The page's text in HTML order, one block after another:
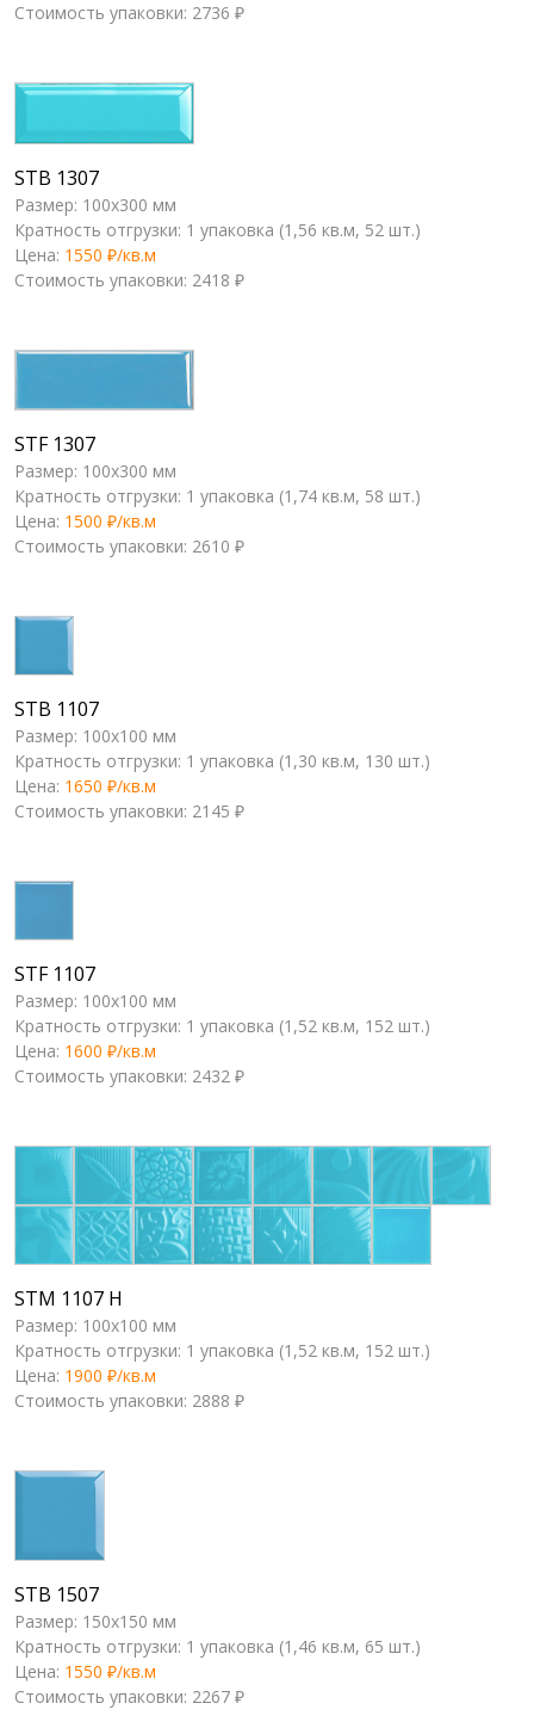
Стоимость упаковки: 2736 ₽
STB 1307
Размер: 100x300 мм
Кратность отгрузки: 1 упаковка (1,56 кв.м, 52 шт.)
Цена: 1550 ₽/кв.м
Стоимость упаковки: 2418 ₽
STF 1307
Размер: 100x300 мм
Кратность отгрузки: 1 упаковка (1,74 кв.м, 58 шт.)
Цена: 1500 ₽/кв.м
Стоимость упаковки: 2610 ₽
STB 1107
Размер: 100x100 мм
Кратность отгрузки: 1 упаковка (1,30 кв.м, 130 шт.)
Цена: 1650 ₽/кв.м
Стоимость упаковки: 2145 ₽
STF 1107
Размер: 100x100 мм
Кратность отгрузки: 1 упаковка (1,52 кв.м, 152 шт.)
Цена: 1600 ₽/кв.м
Стоимость упаковки: 2432 ₽
STM 1107 H
Размер: 100x100 мм
Кратность отгрузки: 1 упаковка (1,52 кв.м, 152 шт.)
Цена: 1900 ₽/кв.м
Стоимость упаковки: 2888 ₽
STB 1507
Размер: 150x150 мм
Кратность отгрузки: 1 упаковка (1,46 кв.м, 65 шт.)
Цена: 1550 ₽/кв.м
Стоимость упаковки: 2267 ₽